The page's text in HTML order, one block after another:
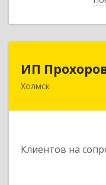
ИП
Холмск
Клиентов на
694620,